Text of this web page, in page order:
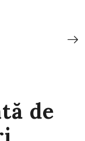
de